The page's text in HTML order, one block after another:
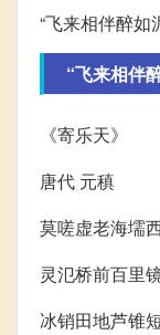
“飞来相伴醉如
“飞来相伴
《寄乐天》
唐代 元稹
莫嗟虚老海壖
灵氾桥前百里
冰销田地芦锥